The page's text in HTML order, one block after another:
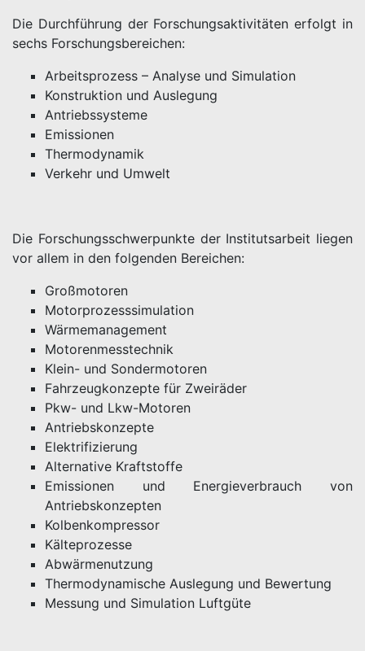
Die Durchführung der Forschungsaktivitäten erfolgt in
sechs Forschungsbereichen:
Arbeitsprozess – Analyse und Simulation
Konstruktion und Auslegung
Antriebssysteme
Emissionen
Thermodynamik
Verkehr und Umwelt
Die Forschungsschwerpunkte der Institutsarbeit liegen
vor allem in den folgenden Bereichen:
Großmotoren
Motorprozesssimulation
Wärmemanagement
Motorenmesstechnik
Klein- und Sondermotoren
Fahrzeugkonzepte für Zweiräder
Pkw- und Lkw-Motoren
Antriebskonzepte
Elektrifizierung
Alternative Kraftstoffe
Emissionen und Energieverbrauch von
Antriebskonzepten
Kolbenkompressor
Kälteprozesse
Abwärmenutzung
Thermodynamische Auslegung und Bewertung
Messung und Simulation Luftgüte